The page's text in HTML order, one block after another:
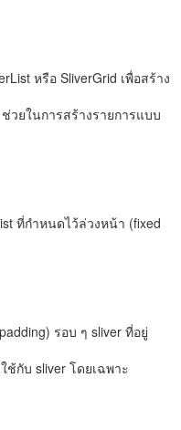
หรือ SliverGrid เพื่อสร้าง
วยในการสร้างรายการแบบ
ที่กำหนดไว้ล่วงหน้า (fixed
รอบ ๆ sliver ที่อยู่
ช้กับ sliver โดยเฉพาะ